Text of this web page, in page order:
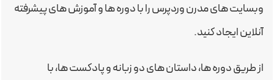
وبسایت های مدرن وردپرس را با دوره ها و آموزش های پیشرفته
آنلاین ایجاد کنید.
از طریق دوره ها، داستان های دو زبانه و پادکست ها، با